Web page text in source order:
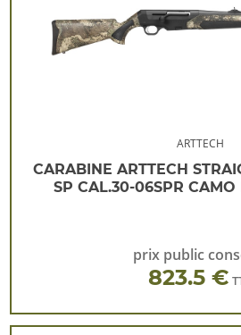
ARTTECH
CARABINE ARTTECH
SP CAL.30-06SPR CAMO
prix public
823.5 €